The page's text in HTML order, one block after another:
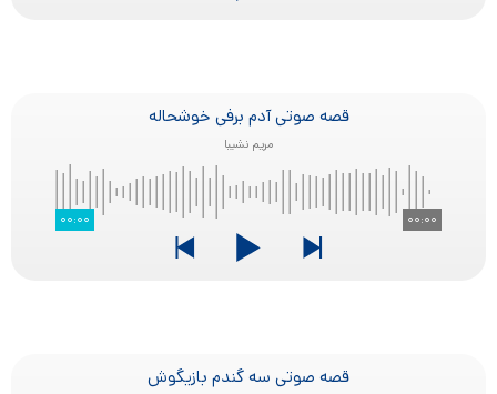
قصه صوتی آدم برفی خوشحاله
مریم نشیبا
۰۰:۰۰ ۰۰:۰۰
قصه صوتی سه گندم بازیگوش